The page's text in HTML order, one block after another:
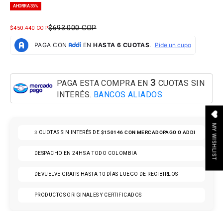
AHORRA 35%
PRECIO DE OFERTA
$450.440 COPPRECIO NORMAL
$693.000 COP
PAGA ESTA COMPRA EN 3 CUOTAS SIN
INTERÉS. BANCOS ALIADOS
3 CUOTAS SIN INTERÉS DE $150146CON MERCADOPAGO O ADDI
DESPACHO EN 24HS A TODO COLOMBIA
DEVUELVE GRATIS HASTA 10 DÍAS LUEGO DE RECIBIRLOS
PRODUCTOS ORIGINALES Y CERTIFICADOS
MY WISHLIST